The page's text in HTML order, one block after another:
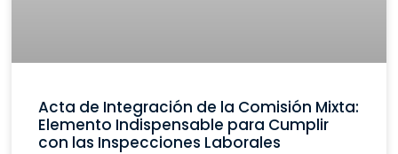
Acta de Integración de la Comisión Mixta:
Elemento Indispensable para Cumplir
con las Inspecciones Laborales